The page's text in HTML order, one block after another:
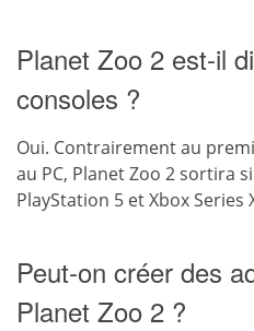
Planet Zoo 2 est-il
consoles ?
Oui. Contrairement au
au PC, Planet Zoo 2 sortira
PlayStation 5 et Xbox
Peut-on créer des
Planet Zoo 2 ?